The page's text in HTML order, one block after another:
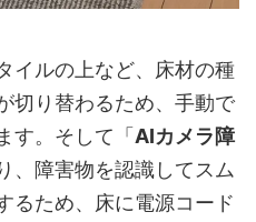
イルの上など、床材の種
切り替わるため、手動で
す。そして「AIカメラ障
、障害物を認識してスム
るため、床に電源コード